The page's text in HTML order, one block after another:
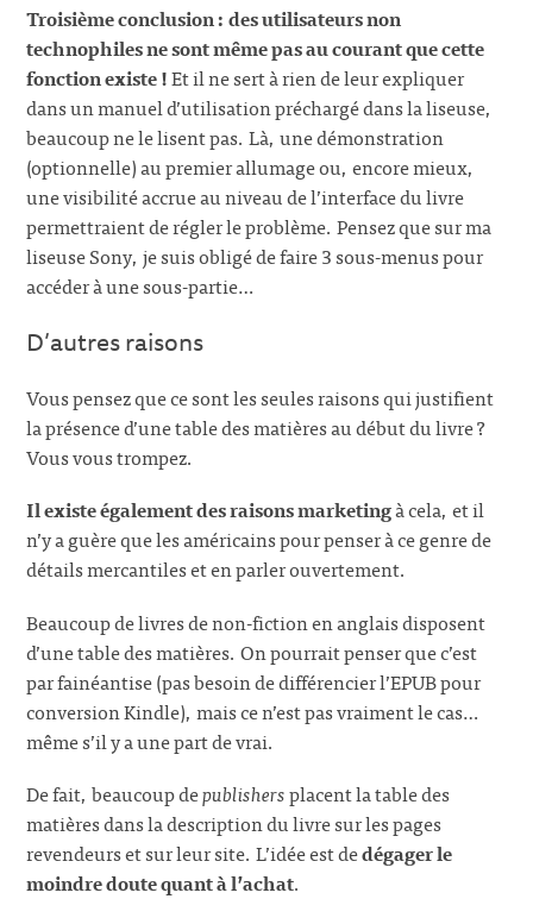
Troisième conclusion : des utilisateurs non
technophiles ne sont même pas au courant que cette
fonction existe !Et il ne sert à rien de leur expliquer
dans un manuel d’utilisation préchargé dans la liseuse,
beaucoup ne le lisent pas. Là, une démonstration
(optionnelle) au premier allumage ou, encore mieux,
une visibilité accrue au niveau de l’interface du livre
permettraient de régler le problème. Pensez que sur ma
liseuse Sony, je suis obligé de faire 3 sous-menus pour
accéder à une sous-partie…
D’autres raisons
Vous pensez que ce sont les seules raisons qui justifient
la présence d’une table des matières au début du livre ?
Vous vous trompez.
Il existe également des raisons marketingà cela, et il
n’y a guère que les américains pour penser à ce genre de
détails mercantiles et en parler ouvertement.
Beaucoup de livres de non-fiction en anglais disposent
d’une table des matières. On pourrait penser que c’est
par fainéantise (pas besoin de différencier l’EPUB pour
conversion Kindle), mais ce n’est pas vraiment le cas…
même s’il y a une part de vrai.
De fait, beaucoup depublishersplacent la table des
matières dans la description du livre sur les pages
revendeurs et sur leur site. L’idée est dedégager le
moindre doute quant à l’achat.